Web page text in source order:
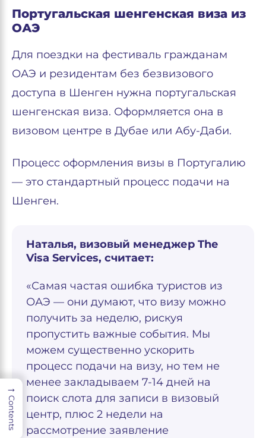
Португальская шенгенская виза из
ОАЭ
Для поездки на фестиваль гражданам
ОАЭ и резидентам без безвизового
доступа в Шенген нужна португальская
шенгенская виза. Оформляется она в
визовом центре в Дубае или Абу-Даби.
Процесс оформления визы в Португалию
— это стандартный процесс подачи на
Шенген.
Наталья, визовый менеджер The
Visa Services, считает:
«Самая частая ошибка туристов из
ОАЭ — они думают, что визу можно
получить за неделю, рискуя
пропустить важные события. Мы
можем существенно ускорить
процесс подачи на визу, но тем не
менее закладываем 7-14 дней на
поиск слота для записи в визовый
центр, плюс 2 недели на
рассмотрение заявление
→
Contents